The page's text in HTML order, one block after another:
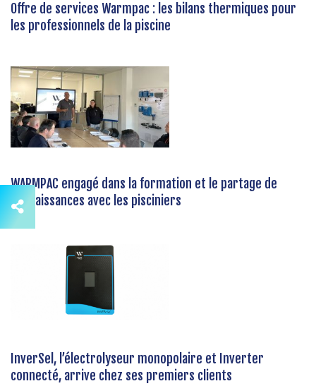
Offre de services Warmpac : les bilans thermiques pour
les professionnels de la piscine
WARMPAC engagé dans la formation et le partage de
connaissances avec les pisciniers
InverSel, l’électrolyseur monopolaire et Inverter
connecté, arrive chez ses premiers clients